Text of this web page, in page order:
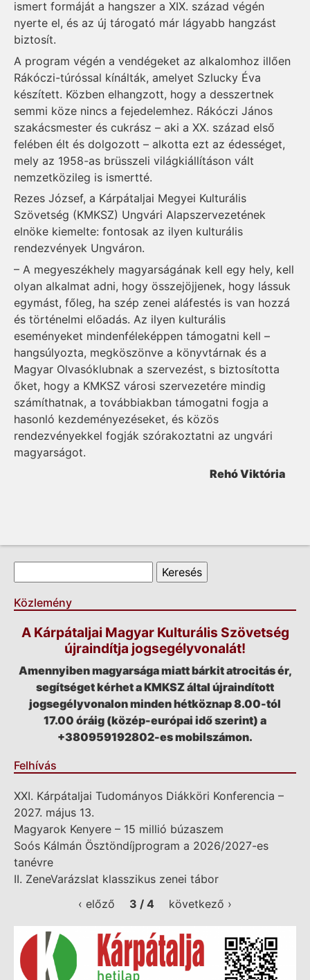
ismert formáját a hangszer a XIX. század végén
nyerte el, és az új tárogató már lágyabb hangzást
biztosít.
A program végén a vendégeket az alkalomhoz illően
Rákóczi-túróssal kínálták, amelyet Szlucky Éva
készített. Közben elhangzott, hogy a desszertnek
semmi köze nincs a fejedelemhez. Rákóczi János
szakácsmester és cukrász – aki a XX. század első
felében élt és dolgozott – alkotta ezt az édességet,
mely az 1958-as brüsszeli világkiállításon vált
nemzetközileg is ismertté.
Rezes József, a Kárpátaljai Megyei Kulturális
Szövetség (KMKSZ) Ungvári Alapszervezetének
elnöke kiemelte: fontosak az ilyen kulturális
rendezvények Ungváron.
– A megyeszékhely magyarságának kell egy hely, kell
olyan alkalmat adni, hogy összejöjjenek, hogy lássuk
egymást, főleg, ha szép zenei aláfestés is van hozzá
és történelmi elő­adás. Az ilyen kulturális
eseményeket mindenféleképpen támogatni kell –
hangsúlyozta, megköszönve a könyvtárnak és a
Magyar Olvasóklubnak a szervezést, s biztosította
őket, hogy a KMKSZ városi szervezetére mindig
számíthatnak, a továbbiakban támogatni fogja a
hasonló kezdeményezéseket, és közös
rendezvényekkel fogják szórakoztatni az ungvári
magyarságot.
Rehó Viktória
Keresés űrlap
Keresés
Közlemény
A Kárpátaljai Magyar Kulturális Szövetség
újraindítja jogsegélyvonalát!
Amennyiben magyarsága miatt bárkit atrocitás ér,
segítséget kérhet a KMKSZ által újraindított
jogsegélyvonalon minden hétköznap 8.00-tól
17.00 óráig (közép-európai idő szerint) a
+380959192802-es mobilszámon.
Felhívás
XXI. Kárpátaljai Tudományos Diákköri Konferencia –
2027. május 13.
Magyarok Kenyere – 15 millió búzaszem
Soós Kálmán Ösztöndíjprogram a 2026/2027-es
tanévre
II. ZeneVarázslat klasszikus zenei tábor
‹ előző
3 / 4 következő ›